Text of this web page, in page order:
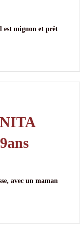
est mignon et prêt
avec un maman